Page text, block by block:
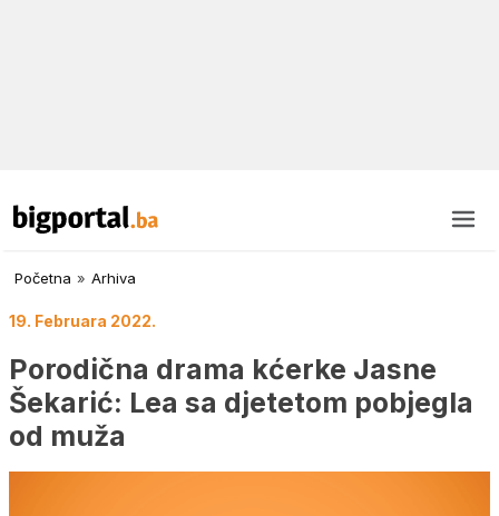
Početna » Arhiva
19. Februara 2022.
Porodična drama kćerke Jasne
Šekarić: Lea sa djetetom pobjegla
od muža